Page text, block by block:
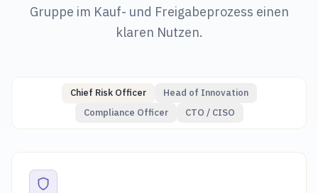
Gruppe im Kauf- und Freigabeprozess einen
klaren Nutzen.
Chief Risk Officer
Head of Innovation
Compliance Officer
CTO / CISO